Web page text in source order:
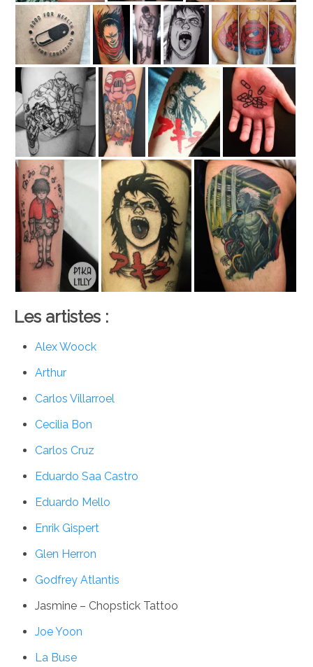
Les artistes :
Alex Woock
Arthur
Carlos Villarroel
Cecilia Bon
Carlos Cruz
Eduardo Saa Castro
Eduardo Mello
Enrik Gispert
Glen Herron
Godfrey Atlantis
Jasmine – Chopstick Tattoo
Joe Yoon
La Buse